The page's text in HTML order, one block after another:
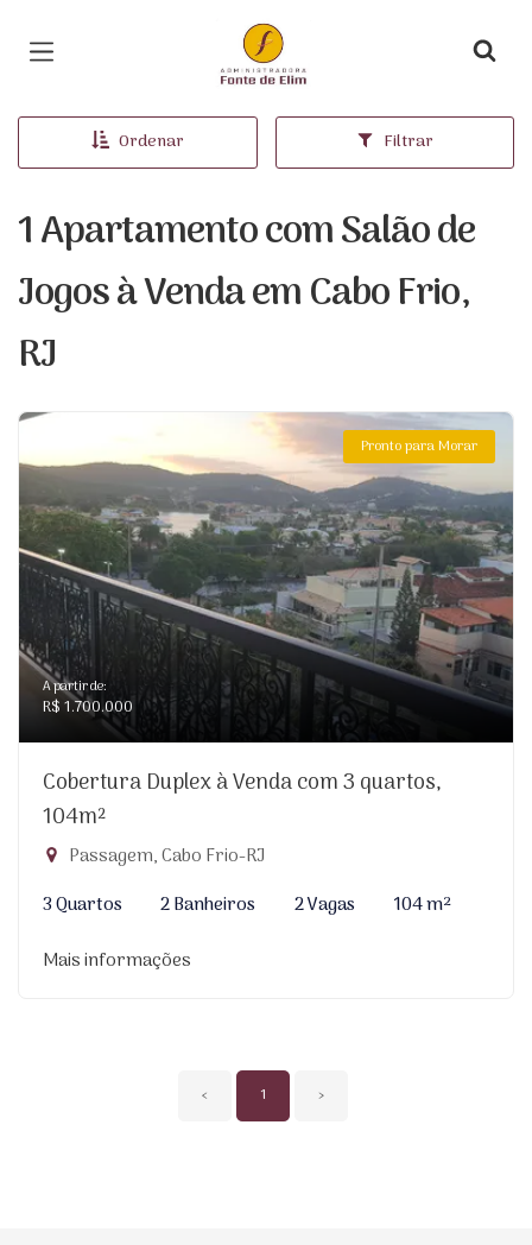
Página inicial
Ordenar Filtrar
1 Apartamento com Salão de
Jogos à Venda em Cabo Frio,
RJ
Pronto para Morar
A partir de:
R$ 1.700.000
Cobertura Duplex à Venda com 3 quartos,
104m²
Passagem, Cabo Frio-RJ
3 Quartos
2 Banheiros 2 Vagas
104 m²
Mais informações
‹ 1 ›